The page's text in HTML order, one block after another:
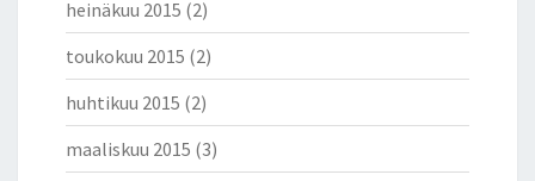
heinäkuu 2015 (2)
toukokuu 2015 (2)
huhtikuu 2015 (2)
maaliskuu 2015 (3)